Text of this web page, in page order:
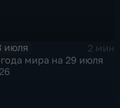
июля
2 мин
мира на 29 июля